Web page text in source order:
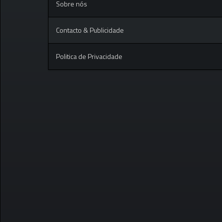
Sobre nós
Contacto & Publicidade
Politica de Privacidade